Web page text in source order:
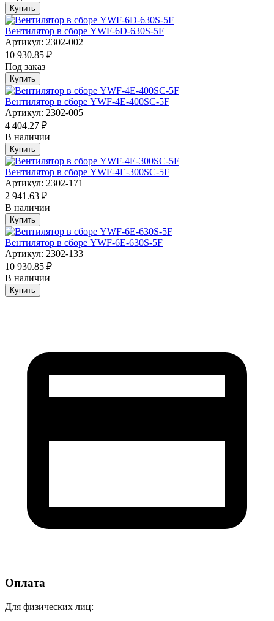
Купить
Вентилятор в сборе YWF-6D-630S-5F
Артикул: 2302-002
10 930.85 ₽
Под заказ
Купить
Вентилятор в сборе YWF-4E-400SC-5F
Артикул: 2302-005
4 404.27 ₽
В наличии
Купить
Вентилятор в сборе YWF-4E-300SC-5F
Артикул: 2302-171
2 941.63 ₽
В наличии
Купить
Вентилятор в сборе YWF-6E-630S-5F
Артикул: 2302-133
10 930.85 ₽
В наличии
Купить
Оплата
Для физических лиц: